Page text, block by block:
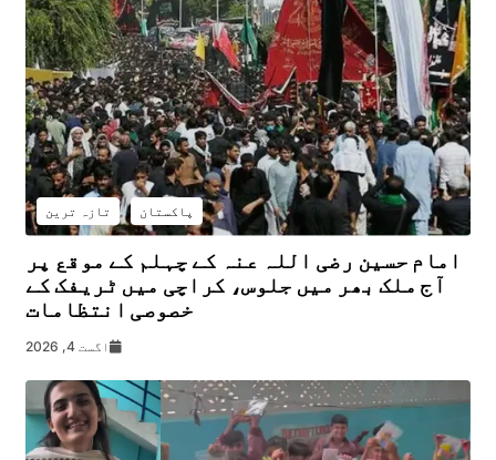
پاکستان تازہ ترین
امام حسین رضی اللہ عنہ کے چہلم کے موقع پر
آج ملک بھر میں جلوس، کراچی میں ٹریفک کے
خصوصی انتظامات
اگست 4, 2026